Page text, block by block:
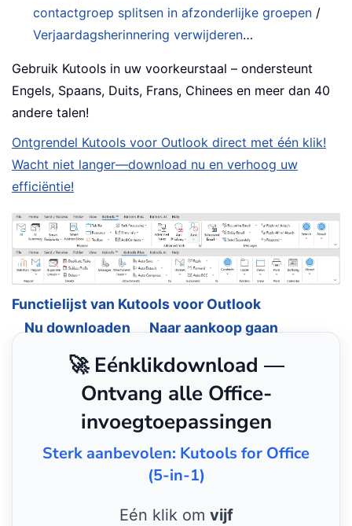
contactgroep splitsen in afzonderlijke groepen /
Verjaardagsherinnering verwijderen…
Gebruik Kutools in uw voorkeurstaal – ondersteunt
Engels, Spaans, Duits, Frans, Chinees en meer dan 40
andere talen!
Ontgrendel Kutools voor Outlook direct met één klik!
Wacht niet langer—download nu en verhoog uw
efficiëntie!
Functielijst van Kutools voor Outlook
Nu downloaden
Naar aankoop gaan
🚀 Eénklikdownload —
Ontvang alle Office-
invoegtoepassingen
Sterk aanbevolen: Kutools for Office
(5-in-1)
Eén klik om vijf